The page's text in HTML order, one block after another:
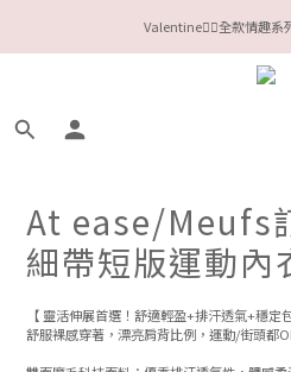
今夏限定Meufs泳衣工作坊 🥳
今夏限定Meufs泳衣工作坊 🥳
At ease/Meufs
細帶短版運動內
【 靈活伸展首選！舒適輕盈+排汗透氣+穩定
舒服裸感穿著，漂亮肩背比例，運動/街頭都